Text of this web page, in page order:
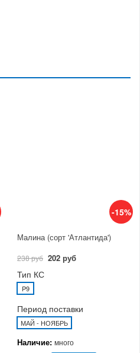
-15%
Малина (сорт 'Атлантида')
238 руб 202 руб
Тип КС
P9
Период поставки
МАЙ - НОЯБРЬ
Наличие: много